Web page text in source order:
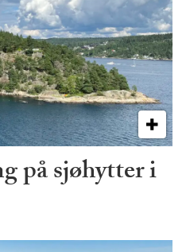
på sjøhytter i